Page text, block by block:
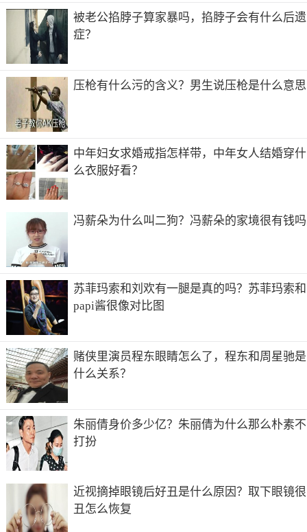
被老公掐脖子算家暴吗，掐脖子会有什么后遗
症？
压枪有什么污的含义？男生说压枪是什么意思
中年妇女求婚戒指怎样带，中年女人结婚穿什
么衣服好看？
冯薪朵为什么叫二狗？冯薪朵的家境很有钱吗
苏菲玛索和刘欢有一腿是真的吗？苏菲玛索和
papi酱很像对比图
赌侠里演员程东眼睛怎么了，程东和周星驰是
什么关系？
朱丽倩身价多少亿？朱丽倩为什么那么朴素不
打扮
近视摘掉眼镜后好丑是什么原因？取下眼镜很
丑怎么恢复